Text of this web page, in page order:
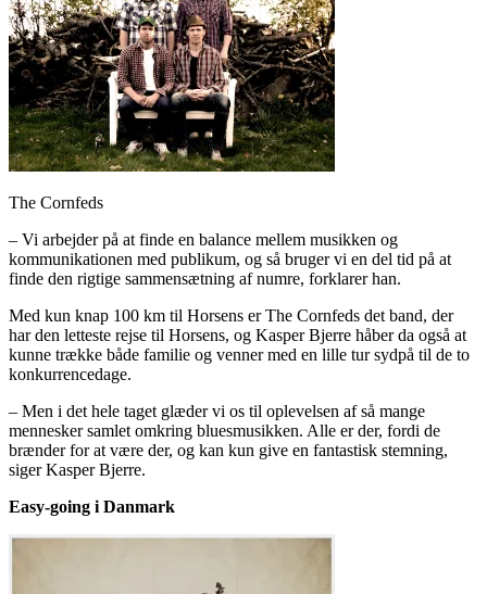
The Cornfeds
– Vi arbejder på at finde en balance mellem musikken og
kommunikationen med publikum, og så bruger vi en del tid på at
finde den rigtige sammensætning af numre, forklarer han.
Med kun knap 100 km til Horsens er The Cornfeds det band, der
har den letteste rejse til Horsens, og Kasper Bjerre håber da også at
kunne trække både familie og venner med en lille tur sydpå til de to
konkurrencedage.
– Men i det hele taget glæder vi os til oplevelsen af så mange
mennesker samlet omkring bluesmusikken. Alle er der, fordi de
brænder for at være der, og kan kun give en fantastisk stemning,
siger Kasper Bjerre.
Easy-going i Danmark